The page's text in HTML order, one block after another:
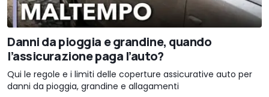
Danni da pioggia e grandine, quando
l’assicurazione paga l’auto?
Qui le regole e i limiti delle coperture assicurative auto per
danni da pioggia, grandine e allagamenti